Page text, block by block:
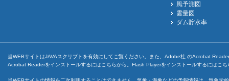
風予測図
雲量図
ダム貯水率
当WEBサイトはJAVAスクリプトを有効にしてご覧ください。また、Adobe社 のAcrobat
Acrobat Readerをインストールするには こちらから。Flash Playerをインストールするには こち